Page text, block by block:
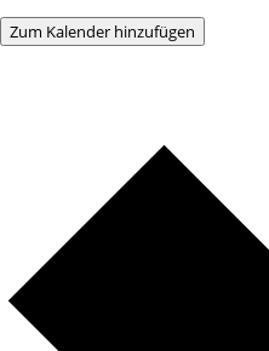
Zum Kalender hinzufügen